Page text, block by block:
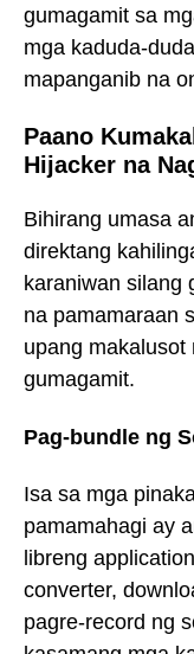
gumagamit sa
mga kaduda-
mapanganib na
Paano
Hijacker na
Bihirang umasa
direktang
karaniwan silang
na pamamaraan
upang
gumagamit.
Pag-bundle ng
Isa sa mga
pamamahagi ay
libreng
converter,
pagre-record ng